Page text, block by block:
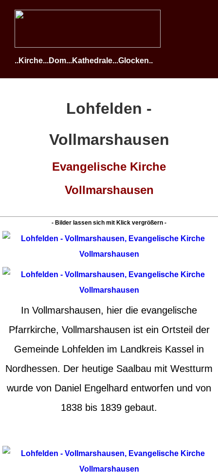
..Kirche...Dom...Kathedrale...Glocken..
Lohfelden -
Vollmarshausen
Evangelische Kirche
Vollmarshausen
- Bilder lassen sich mit Klick vergrößern -
In Vollmarshausen, hier die evangelische
Pfarrkirche, Vollmarshausen ist ein Ortsteil der
Gemeinde Lohfelden im Landkreis Kassel in
Nordhessen. Der heutige Saalbau mit Westturm
wurde von Daniel Engelhard entworfen und von
1838 bis 1839 gebaut.